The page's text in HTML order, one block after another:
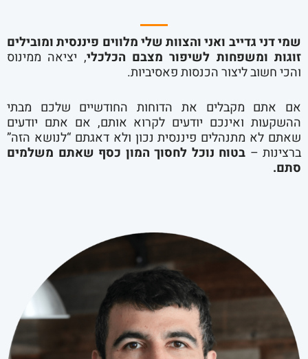
שמי דני גדייב ואני והצוות שלי מלווים פיננסית ומובילים
זוגות ומשפחות לשיפור מצבם הכלכלי, יציאה ממינוס
והכי חשוב ליצור הכנסות פאסיביות.
אם אתם מקבלים את הדוחות החודשיים שלכם מבתי
ההשקעות ואינכם יודעים לקרוא אותם, אם אתם יודעים
שאתם לא מתנהלים פיננסית נכון ולא דאגתם “לנושא הזה”
ברצינות – בטוח נוכל לחסוך המון כסף שאתם משלמים
סתם.